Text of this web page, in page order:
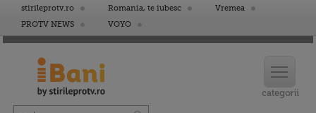
stirileprotv.ro Romania, te iubesc
Vremea
PROTV NEWS
VOYO